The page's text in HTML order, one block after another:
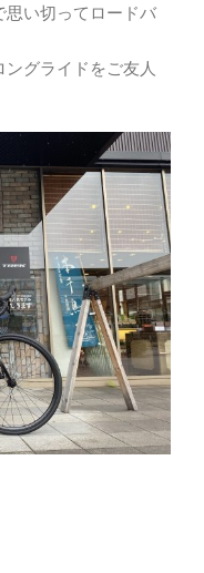
思い切ってロードバ
グライドをご友人